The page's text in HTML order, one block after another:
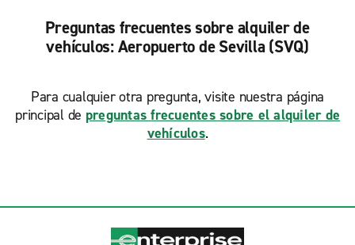
Preguntas frecuentes sobre alquiler de
vehículos: Aeropuerto de Sevilla (SVQ)
Para cualquier otra pregunta, visite nuestra página
principal de preguntas frecuentes sobre el alquiler de
vehículos.